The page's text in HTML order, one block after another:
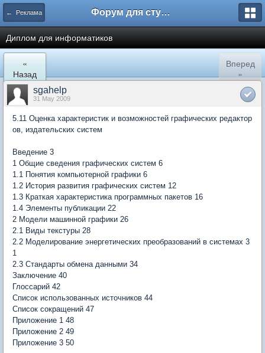
← Реклама Форум для студента СГА
Диплом для информатиков
«
Назад
Вперед
»
sgahelp
31 May 2009
5.11 Оценка характеристик и возможностей графических редактор
ов, издательских систем
Введение 3
1 Общие сведения графических систем 6
1.1 Понятия компьютерной графики 6
1.2 История развития графических систем 12
1.3 Краткая характеристика программных пакетов 16
1.4 Элементы публикации 22
2 Модели машинной графики 26
2.1 Виды текстуры 28
2.2 Моделирование энергетических преобразований в системах 3
1
2.3 Стандарты обмена данными 34
Заключение 40
Глоссарий 42
Список использованных источников 44
Список сокращений 47
Приложение 1 48
Приложение 2 49
Приложение 3 50